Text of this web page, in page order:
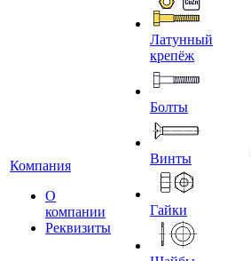
Компания
О
компании
Реквизиты
Латунный
крепёж
Болты
Винты
Гайки